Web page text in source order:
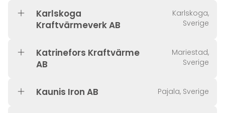
Karlskoga
Kraftvärmeverk AB
Karlskoga,
Sverige
Katrinefors Kraftvärme
AB
Mariestad,
Sverige
Kaunis Iron AB Pajala, Sverige